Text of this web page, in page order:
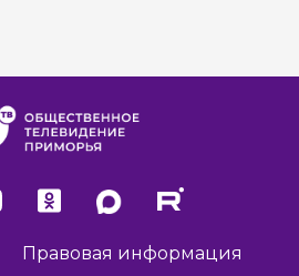
Правовая информация